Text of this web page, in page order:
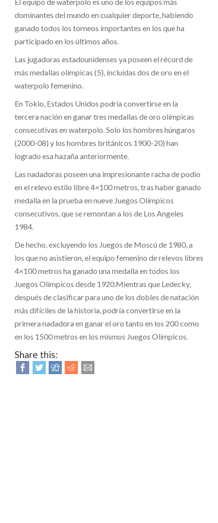
dominantes del mundo en cualquier deporte, habiendo
ganado todos los torneos importantes en los que ha
participado en los últimos años.
Las jugadoras estadounidenses ya poseen el récord de
más medallas olímpicas (5), incluidas dos de oro en el
waterpolo femenino.
En Tokio, Estados Unidos podría convertirse en la
tercera nación en ganar tres medallas de oro olímpicas
consecutivas en waterpolo. Solo los hombres húngaros
(2000-08) y los hombres británicos 1900-20) han
logrado esa hazaña anteriormente.
Las nadadoras poseen una impresionante racha de podio
en el relevo estilo libre 4×100 metros, tras haber ganado
medalla en la prueba en nueve Juegos Olímpicos
consecutivos, que se remontan a los de Los Angeles
1984.
De hecho, excluyendo los Juegos de Moscú de 1980, a
los que no asistieron, el equipo femenino de relevos libres
4×100 metros ha ganado una medalla en todos los
Juegos Olímpicos desde 1920.Mientras que Ledecky,
después de clasificar para uno de los dobles de natación
más difíciles de la historia, podría convertirse en la
primera nadadora en ganar el oro tanto en los 200 como
en los 1500 metros en los mismos Juegos Olímpicos.
Share this: